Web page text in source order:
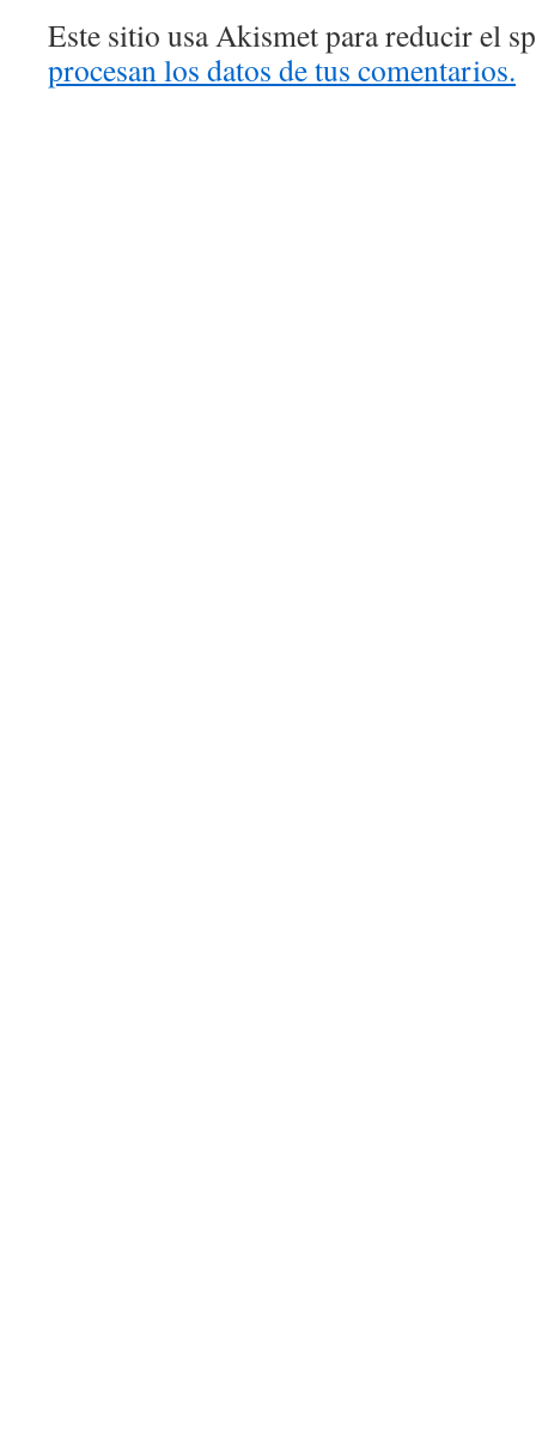
Este sitio usa Akismet para reducir el
procesan los datos de tus comentarios.